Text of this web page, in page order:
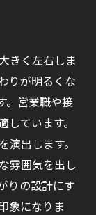
きく左右しま
りが明るくな
。営業職や接
ています。
出します。
雰囲気を出し
りの設計にす
象になりま